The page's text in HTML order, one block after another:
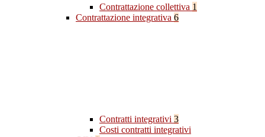
Contrattazione collettiva 1
Contrattazione integrativa 6
Contratti integrativi 3
Costi contratti integrativi